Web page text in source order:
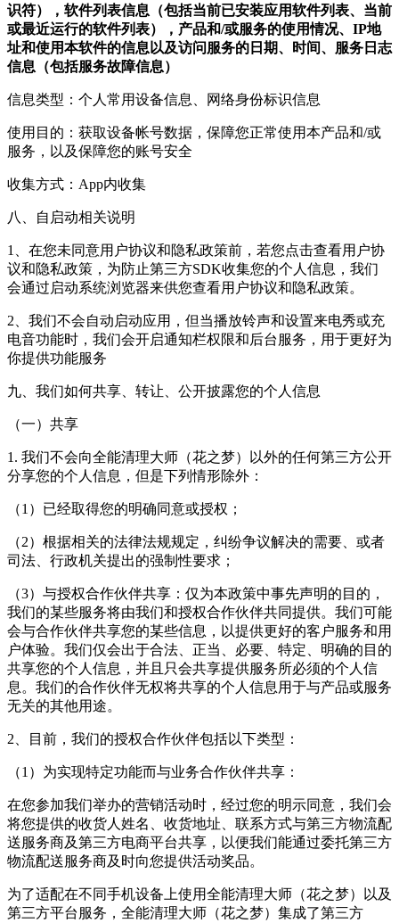
识符），软件列表信息（包括当前已安装应用软件列表、当前
或最近运行的软件列表），产品和/或服务的使用情况、IP地
址和使用本软件的信息以及访问服务的日期、时间、服务日志
信息（包括服务故障信息）
信息类型：个人常用设备信息、网络身份标识信息
使用目的：获取设备帐号数据，保障您正常使用本产品和/或
服务，以及保障您的账号安全
收集方式：App内收集
八、自启动相关说明
1、在您未同意用户协议和隐私政策前，若您点击查看用户协
议和隐私政策，为防止第三方SDK收集您的个人信息，我们
会通过启动系统浏览器来供您查看用户协议和隐私政策。
2、我们不会自动启动应用，但当播放铃声和设置来电秀或充
电音功能时，我们会开启通知栏权限和后台服务，用于更好为
你提供功能服务
九、我们如何共享、转让、公开披露您的个人信息
（一）共享
1. 我们不会向全能清理大师（花之梦）以外的任何第三方公开
分享您的个人信息，但是下列情形除外：
（1）已经取得您的明确同意或授权；
（2）根据相关的法律法规规定，纠纷争议解决的需要、或者
司法、行政机关提出的强制性要求；
（3）与授权合作伙伴共享：仅为本政策中事先声明的目的，
我们的某些服务将由我们和授权合作伙伴共同提供。我们可能
会与合作伙伴共享您的某些信息，以提供更好的客户服务和用
户体验。我们仅会出于合法、正当、必要、特定、明确的目的
共享您的个人信息，并且只会共享提供服务所必须的个人信
息。我们的合作伙伴无权将共享的个人信息用于与产品或服务
无关的其他用途。
2、目前，我们的授权合作伙伴包括以下类型：
（1）为实现特定功能而与业务合作伙伴共享：
在您参加我们举办的营销活动时，经过您的明示同意，我们会
将您提供的收货人姓名、收货地址、联系方式与第三方物流配
送服务商及第三方电商平台共享，以便我们能通过委托第三方
物流配送服务商及时向您提供活动奖品。
为了适配在不同手机设备上使用全能清理大师（花之梦）以及
第三方平台服务，全能清理大师（花之梦）集成了第三方